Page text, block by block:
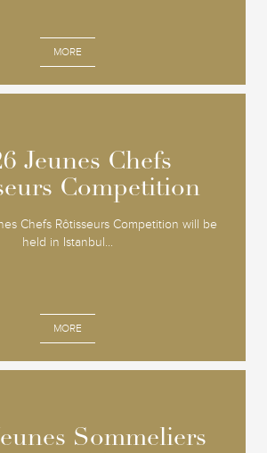
MORE
Jeunes Chefs
Competition
Chefs Rôtisseurs Competition will be
held in Istanbul...
MORE
Jeunes Chefs
Competition
Sommeliers
Sommeliers